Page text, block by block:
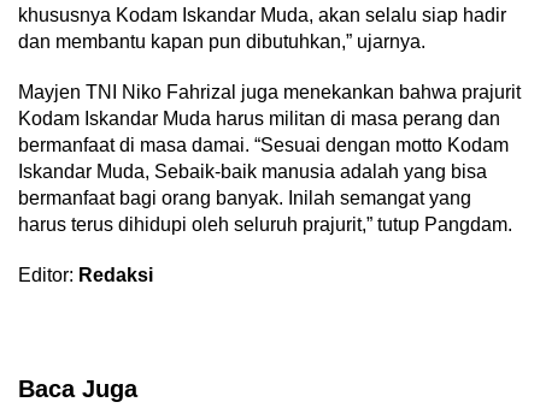
khususnya Kodam Iskandar Muda, akan selalu siap hadir
dan membantu kapan pun dibutuhkan,” ujarnya.
Mayjen TNI Niko Fahrizal juga menekankan bahwa prajurit
Kodam Iskandar Muda harus militan di masa perang dan
bermanfaat di masa damai. “Sesuai dengan motto Kodam
Iskandar Muda, Sebaik-baik manusia adalah yang bisa
bermanfaat bagi orang banyak. Inilah semangat yang
harus terus dihidupi oleh seluruh prajurit,” tutup Pangdam.
Editor: Redaksi
Baca Juga